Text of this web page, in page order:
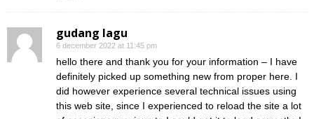
gudang lagu
6 december 2022 at 11:45 pm
hello there and thank you for your information – I have
definitely picked up something new from proper here. I
did however experience several technical issues using
this web site, since I experienced to reload the site a lot